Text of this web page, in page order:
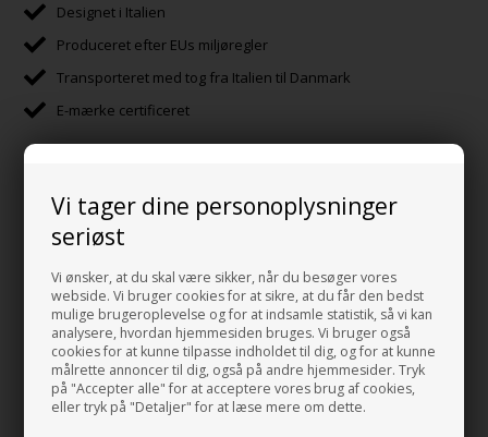
Vi tager dine personoplysninger
seriøst
Vi ønsker, at du skal være sikker, når du besøger vores
webside. Vi bruger cookies for at sikre, at du får den bedst
mulige brugeroplevelse og for at indsamle statistik, så vi kan
analysere, hvordan hjemmesiden bruges. Vi bruger også
cookies for at kunne tilpasse indholdet til dig, og for at kunne
målrette annoncer til dig, også på andre hjemmesider. Tryk
på "Accepter alle" for at acceptere vores brug af cookies,
eller tryk på "Detaljer" for at læse mere om dette.
Designet i Italien
Produceret efter EUs miljøregler
Transporteret med tog fra Italien til Danmark
E-mærke certificeret
Beskrivelse Mål og Data
Håndvask MO 81S soft hvid Italiensk håndvask til nedfældning i
bordplade.
Denne håndvask er fremstillet i kompositmaterialet Monolith.
Denne udgave er i varm hvid